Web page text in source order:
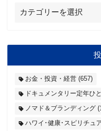
お金・投資・経営 (657)
ドキュメンタリー定年ひ
ノマド＆ブランディング
ハワイ･健康･スピリチュ